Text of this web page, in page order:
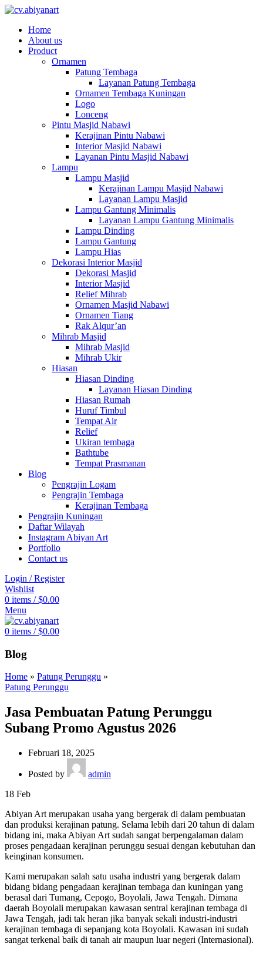
Home
About us
Product
Ornamen
Patung Tembaga
Layanan Patung Tembaga
Ornamen Tembaga Kuningan
Logo
Lonceng
Pintu Masjid Nabawi
Kerajinan Pintu Nabawi
Interior Masjid Nabawi
Layanan Pintu Masjid Nabawi
Lampu
Lampu Masjid
Kerajinan Lampu Masjid Nabawi
Layanan Lampu Masjid
Lampu Gantung Minimalis
Layanan Lampu Gantung Minimalis
Lampu Dinding
Lampu Gantung
Lampu Hias
Dekorasi Interior Masjid
Dekorasi Masjid
Interior Masjid
Relief Mihrab
Ornamen Masjid Nabawi
Ornamen Tiang
Rak Alqur’an
Mihrab Masjid
Mihrab Masjid
Mihrab Ukir
Hiasan
Hiasan Dinding
Layanan Hiasan Dinding
Hiasan Rumah
Huruf Timbul
Tempat Air
Relief
Ukiran tembaga
Bathtube
Tempat Prasmanan
Blog
Pengrajin Logam
Pengrajin Tembaga
Kerajinan Tembaga
Pengrajin Kuningan
Daftar Wilayah
Instagram Abiyan Art
Portfolio
Contact us
Login / Register
Wishlist
0 items / $0.00
Menu
0 items / $0.00
Blog
Home » Patung Perunggu »
Patung Perunggu
Jasa Pembuatan Patung Perunggu
Subang Promo Agustus 2026
Februari 18, 2025
Posted by
admin
18 Feb
Abiyan Art merupakan usaha yang bergerak di dalam pembuatan
dan produksi kerajinan patung. Selama lebih dari 20 tahun di dalam
bidang ini, maka Abiyan Art sudah sangat berpengalaman dalam
proses pengadaan kerajinan perunggu sesuai dengan kebutuhan dan
keinginan konsumen.
Kami merupakan salah satu usaha industri yang bergerak dalam
bidang bidang pengadaan kerajinan tembaga dan kuningan yang
berasal dari Tumang, Cepogo, Boyolali, Jawa Tengah. Dimana
daerah Boyolali merupakan kawasan sentral kerajinan tembaga di
Jawa Tengah, jadi tak heran jika banyak sekali industri-industri
kerajinan tembaga di sepanjang kota Boyolali. Kawasan ini sudah
sangat terkenal baik di tanah air maupun luar negeri (Internasional).